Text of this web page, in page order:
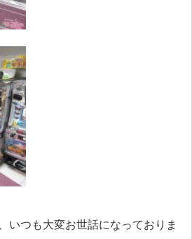
いつも大変お世話になっておりま